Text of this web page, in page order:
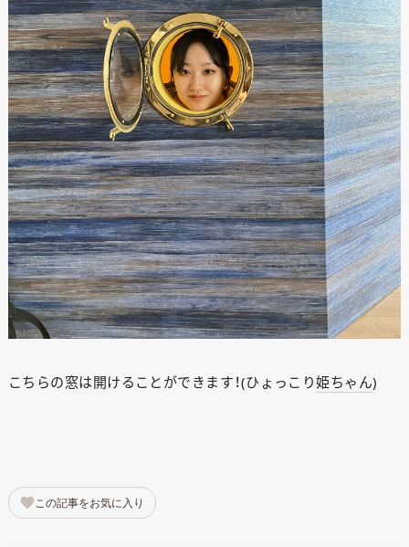
こちらの窓は開けることができます！(ひょっこり姫ちゃん)
この記事をお気に入り